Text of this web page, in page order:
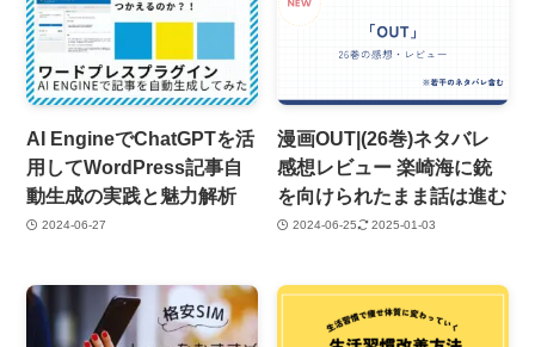
AI EngineでChatGPTを活
用してWordPress記事自
動生成の実践と魅力解析
2024-06-27
漫画OUT|(26巻)ネタバレ
感想レビュー 楽崎海に銃
を向けられたまま話は進む
2024-06-25 2025-01-03